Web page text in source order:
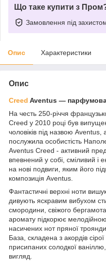
Що таке купити з
Замовлення під
Опис Характеристики
Опис
Creed Aventus ―
На честь 250-річчя
Creed у 2010 році був
чоловіків під назвою
послужила особистість
Aventus Creed - активний
впевнений у собі, сміливий і
на нові подвиги, яким його
композиція Aventus.
Фантастичні верхні ноти
дивують яскравим вибухом
смородини, свіжого
аромату підкорює
насичених нот пряної
База, складена з акордів
присипаних солодкої
вигляд.